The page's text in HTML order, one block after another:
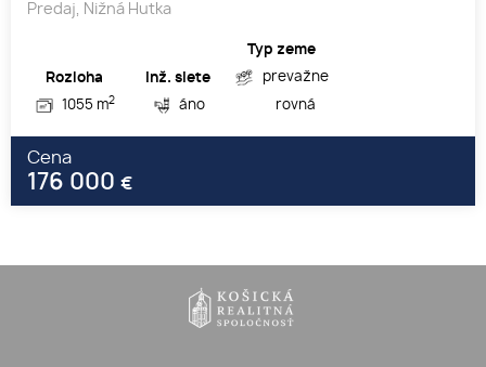
Predaj, Nižná Hutka
Rozloha
1055 m2
Inž. siete
áno
Typ zeme
prevažne
rovná
Cena
176 000 €